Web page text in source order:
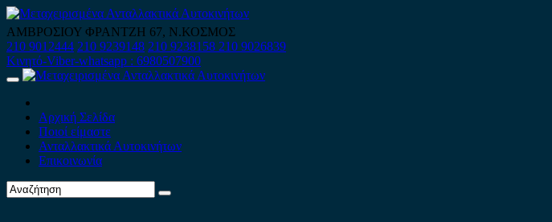
Skip
to
content
ΑΜΒΡΟΣΙΟΥ ΦΡΑΝΤΖΗ 67, Ν.ΚΟΣΜΟΣ
210 9012444 210 9239148 210 9238158 210 9026839
Κινητό-Viber-whatsapp : 6980507900
Primary
Αρχική Σελίδα
Ποιοί είμαστε
Ανταλλακτικά Αυτοκινήτων
Επικοινωνία